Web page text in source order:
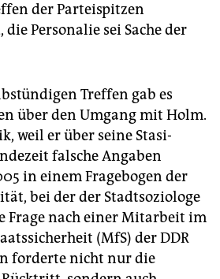
der Parteispitzen
Personalie sei Sache der
Treffen gab es
über den Umgang mit Holm.
weil er über seine Stasi-
falsche Angaben
in einem Fragebogen der
bei der der Stadtsoziologe
Frage nach einer Mitarbeit im
(MfS) der DDR
forderte nicht nur die